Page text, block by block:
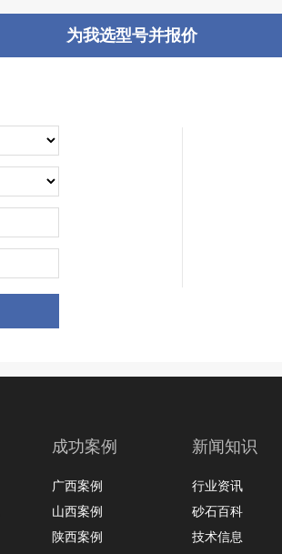
为我选型号并报价
成功案例
广西案例
山西案例
陕西案例
新闻知识
行业资讯
砂石百科
技术信息